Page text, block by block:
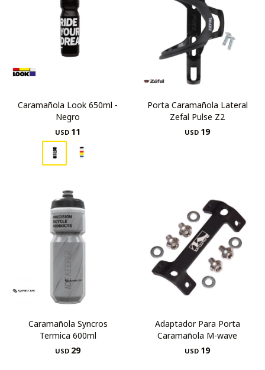
Caramañola Look 650ml -
Negro
USD 11
Porta Caramañola Lateral
Zefal Pulse Z2
USD 19
Caramañola Syncros
Termica 600ml
USD 29
Adaptador Para Porta
Caramañola M-wave
USD 19